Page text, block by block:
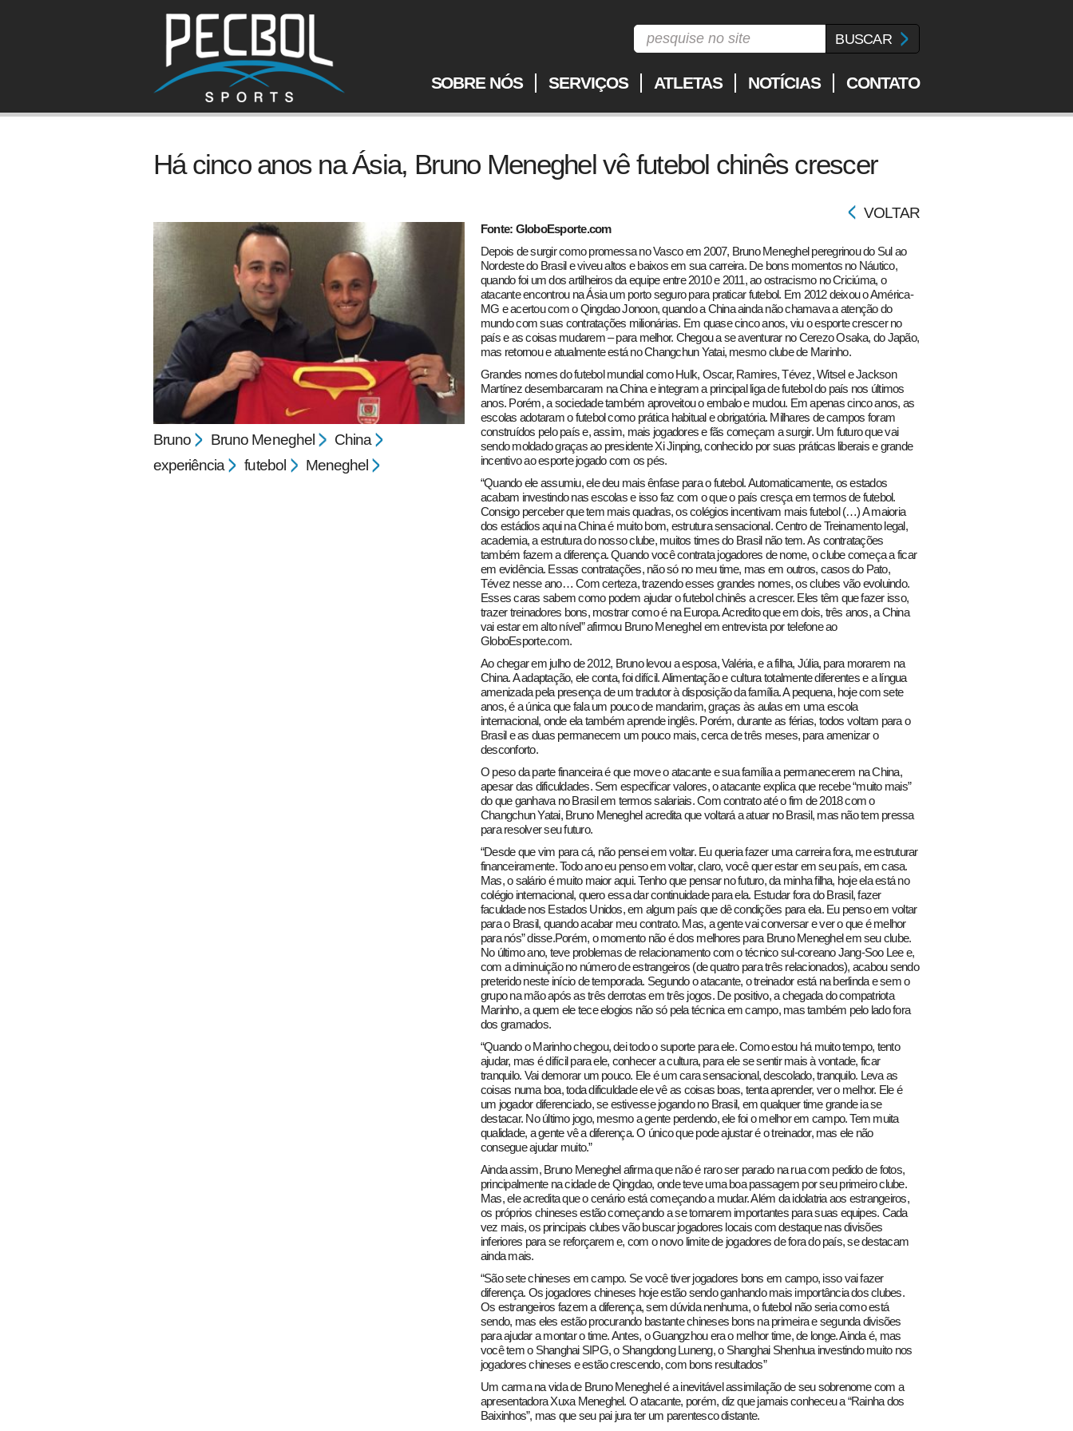
SOBRE NÓS SERVIÇOS ATLETAS NOTÍCIAS CONTATO
Há cinco anos na Ásia, Bruno Meneghel vê futebol chinês crescer
VOLTAR
Bruno Bruno Meneghel
China
experiência
futebol Meneghel
Fonte: GloboEsporte.com
Depois de surgir como promessa no Vasco em 2007, Bruno Meneghel peregrinou do Sul ao
Nordeste do Brasil e viveu altos e baixos em sua carreira. De bons momentos no Náutico,
quando foi um dos artilheiros da equipe entre 2010 e 2011, ao ostracismo no Criciúma, o
atacante encontrou na Ásia um porto seguro para praticar futebol. Em 2012 deixou o América-
MG e acertou com o Qingdao Jonoon, quando a China ainda não chamava a atenção do
mundo com suas contratações milionárias. Em quase cinco anos, viu o esporte crescer no
país e as coisas mudarem – para melhor. Chegou a se aventurar no Cerezo Osaka, do Japão,
mas retornou e atualmente está no Changchun Yatai, mesmo clube de Marinho.
Grandes nomes do futebol mundial como Hulk, Oscar, Ramires, Tévez, Witsel e Jackson
Martínez desembarcaram na China e integram a principal liga de futebol do país nos últimos
anos. Porém, a sociedade também aproveitou o embalo e mudou. Em apenas cinco anos, as
escolas adotaram o futebol como prática habitual e obrigatória. Milhares de campos foram
construídos pelo país e, assim, mais jogadores e fãs começam a surgir. Um futuro que vai
sendo moldado graças ao presidente Xi Jinping, conhecido por suas práticas liberais e grande
incentivo ao esporte jogado com os pés.
“Quando ele assumiu, ele deu mais ênfase para o futebol. Automaticamente, os estados
acabam investindo nas escolas e isso faz com o que o país cresça em termos de futebol.
Consigo perceber que tem mais quadras, os colégios incentivam mais futebol (…) A maioria
dos estádios aqui na China é muito bom, estrutura sensacional. Centro de Treinamento legal,
academia, a estrutura do nosso clube, muitos times do Brasil não tem. As contratações
também fazem a diferença. Quando você contrata jogadores de nome, o clube começa a ficar
em evidência. Essas contratações, não só no meu time, mas em outros, casos do Pato,
Tévez nesse ano… Com certeza, trazendo esses grandes nomes, os clubes vão evoluindo.
Esses caras sabem como podem ajudar o futebol chinês a crescer. Eles têm que fazer isso,
trazer treinadores bons, mostrar como é na Europa. Acredito que em dois, três anos, a China
vai estar em alto nível” afirmou Bruno Meneghel em entrevista por telefone ao
GloboEsporte.com.
Ao chegar em julho de 2012, Bruno levou a esposa, Valéria, e a filha, Júlia, para morarem na
China. A adaptação, ele conta, foi difícil. Alimentação e cultura totalmente diferentes e a língua
amenizada pela presença de um tradutor à disposição da família. A pequena, hoje com sete
anos, é a única que fala um pouco de mandarim, graças às aulas em uma escola
internacional, onde ela também aprende inglês. Porém, durante as férias, todos voltam para o
Brasil e as duas permanecem um pouco mais, cerca de três meses, para amenizar o
desconforto.
O peso da parte financeira é que move o atacante e sua família a permanecerem na China,
apesar das dificuldades. Sem especificar valores, o atacante explica que recebe “muito mais”
do que ganhava no Brasil em termos salariais. Com contrato até o fim de 2018 com o
Changchun Yatai, Bruno Meneghel acredita que voltará a atuar no Brasil, mas não tem pressa
para resolver seu futuro.
“Desde que vim para cá, não pensei em voltar. Eu queria fazer uma carreira fora, me estruturar
financeiramente. Todo ano eu penso em voltar, claro, você quer estar em seu país, em casa.
Mas, o salário é muito maior aqui. Tenho que pensar no futuro, da minha filha, hoje ela está no
colégio internacional, quero essa dar continuidade para ela. Estudar fora do Brasil, fazer
faculdade nos Estados Unidos, em algum país que dê condições para ela. Eu penso em voltar
para o Brasil, quando acabar meu contrato. Mas, a gente vai conversar e ver o que é melhor
para nós” disse.Porém, o momento não é dos melhores para Bruno Meneghel em seu clube.
No último ano, teve problemas de relacionamento com o técnico sul-coreano Jang-Soo Lee e,
com a diminuição no número de estrangeiros (de quatro para três relacionados), acabou sendo
preterido neste início de temporada. Segundo o atacante, o treinador está na berlinda e sem o
grupo na mão após as três derrotas em três jogos. De positivo, a chegada do compatriota
Marinho, a quem ele tece elogios não só pela técnica em campo, mas também pelo lado fora
dos gramados.
“Quando o Marinho chegou, dei todo o suporte para ele. Como estou há muito tempo, tento
ajudar, mas é difícil para ele, conhecer a cultura, para ele se sentir mais à vontade, ficar
tranquilo. Vai demorar um pouco. Ele é um cara sensacional, descolado, tranquilo. Leva as
coisas numa boa, toda dificuldade ele vê as coisas boas, tenta aprender, ver o melhor. Ele é
um jogador diferenciado, se estivesse jogando no Brasil, em qualquer time grande ia se
destacar. No último jogo, mesmo a gente perdendo, ele foi o melhor em campo. Tem muita
qualidade, a gente vê a diferença. O único que pode ajustar é o treinador, mas ele não
consegue ajudar muito.”
Ainda assim, Bruno Meneghel afirma que não é raro ser parado na rua com pedido de fotos,
principalmente na cidade de Qingdao, onde teve uma boa passagem por seu primeiro clube.
Mas, ele acredita que o cenário está começando a mudar. Além da idolatria aos estrangeiros,
os próprios chineses estão começando a se tornarem importantes para suas equipes. Cada
vez mais, os principais clubes vão buscar jogadores locais com destaque nas divisões
inferiores para se reforçarem e, com o novo limite de jogadores de fora do país, se destacam
ainda mais.
“São sete chineses em campo. Se você tiver jogadores bons em campo, isso vai fazer
diferença. Os jogadores chineses hoje estão sendo ganhando mais importância dos clubes.
Os estrangeiros fazem a diferença, sem dúvida nenhuma, o futebol não seria como está
sendo, mas eles estão procurando bastante chineses bons na primeira e segunda divisões
para ajudar a montar o time. Antes, o Guangzhou era o melhor time, de longe. Ainda é, mas
você tem o Shanghai SIPG, o Shangdong Luneng, o Shanghai Shenhua investindo muito nos
jogadores chineses e estão crescendo, com bons resultados”
Um carma na vida de Bruno Meneghel é a inevitável assimilação de seu sobrenome com a
apresentadora Xuxa Meneghel. O atacante, porém, diz que jamais conheceu a “Rainha dos
Baixinhos”, mas que seu pai jura ter um parentesco distante.